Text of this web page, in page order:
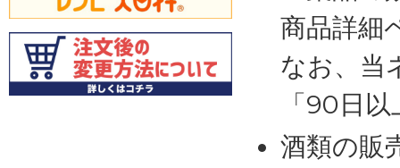
商品詳細
なお、当
「90日
酒類の販